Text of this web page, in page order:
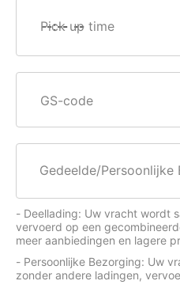
Pick up time
GS-code
Gedeelde/Persoonlijke
- Deellading: Uw vracht wordt
vervoerd op een
meer aanbiedingen en lagere
- Persoonlijke Bezorging: Uw
zonder andere ladingen,